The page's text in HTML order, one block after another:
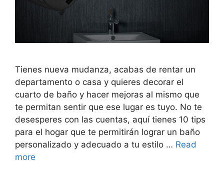
Tienes nueva mudanza, acabas de rentar un
departamento o casa y quieres decorar el
cuarto de baño y hacer mejoras al mismo que
te permitan sentir que ese lugar es tuyo. No te
desesperes con las cuentas, aquí tienes 10 tips
para el hogar que te permitirán lograr un baño
personalizado y adecuado a tu estilo … Read
more